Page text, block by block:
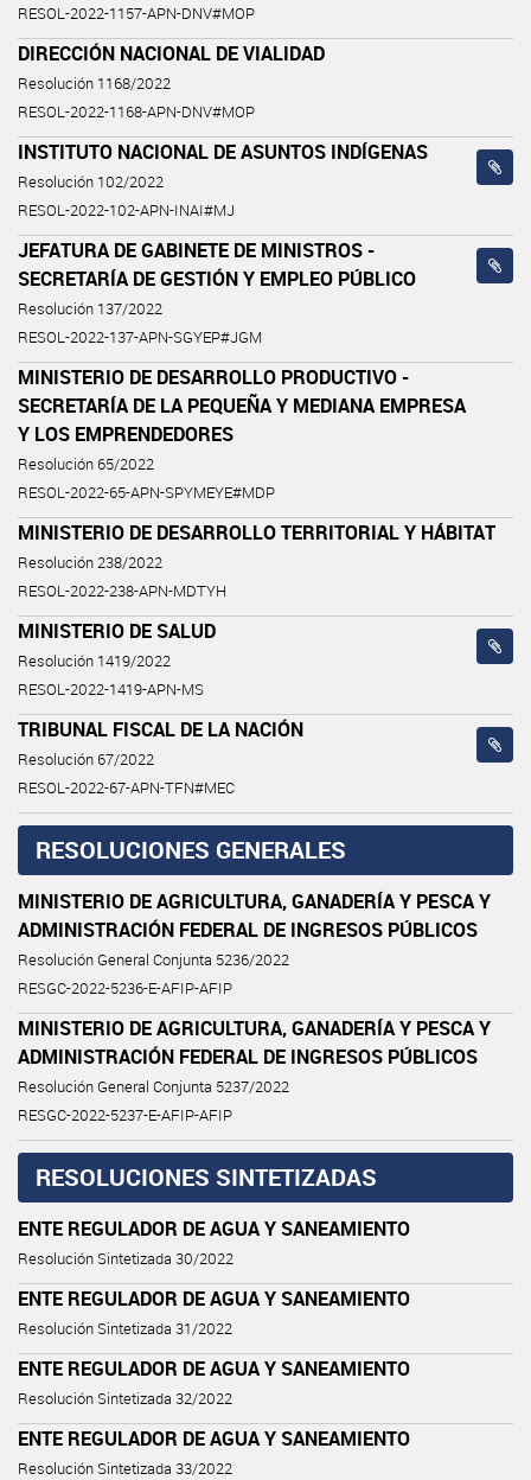
RESOL-2022-1157-APN-DNV#MOP
DIRECCIÓN NACIONAL DE VIALIDAD
Resolución 1168/2022
RESOL-2022-1168-APN-DNV#MOP
INSTITUTO NACIONAL DE ASUNTOS INDÍGENAS
Resolución 102/2022
RESOL-2022-102-APN-INAI#MJ
JEFATURA DE GABINETE DE MINISTROS -
SECRETARÍA DE GESTIÓN Y EMPLEO PÚBLICO
Resolución 137/2022
RESOL-2022-137-APN-SGYEP#JGM
MINISTERIO DE DESARROLLO PRODUCTIVO -
SECRETARÍA DE LA PEQUEÑA Y MEDIANA EMPRESA
Y LOS EMPRENDEDORES
Resolución 65/2022
RESOL-2022-65-APN-SPYMEYE#MDP
MINISTERIO DE DESARROLLO TERRITORIAL Y HÁBITAT
Resolución 238/2022
RESOL-2022-238-APN-MDTYH
MINISTERIO DE SALUD
Resolución 1419/2022
RESOL-2022-1419-APN-MS
TRIBUNAL FISCAL DE LA NACIÓN
Resolución 67/2022
RESOL-2022-67-APN-TFN#MEC
RESOLUCIONES GENERALES
MINISTERIO DE AGRICULTURA, GANADERÍA Y PESCA Y
ADMINISTRACIÓN FEDERAL DE INGRESOS PÚBLICOS
Resolución General Conjunta 5236/2022
RESGC-2022-5236-E-AFIP-AFIP
MINISTERIO DE AGRICULTURA, GANADERÍA Y PESCA Y
ADMINISTRACIÓN FEDERAL DE INGRESOS PÚBLICOS
Resolución General Conjunta 5237/2022
RESGC-2022-5237-E-AFIP-AFIP
RESOLUCIONES SINTETIZADAS
ENTE REGULADOR DE AGUA Y SANEAMIENTO
Resolución Sintetizada 30/2022
ENTE REGULADOR DE AGUA Y SANEAMIENTO
Resolución Sintetizada 31/2022
ENTE REGULADOR DE AGUA Y SANEAMIENTO
Resolución Sintetizada 32/2022
ENTE REGULADOR DE AGUA Y SANEAMIENTO
Resolución Sintetizada 33/2022